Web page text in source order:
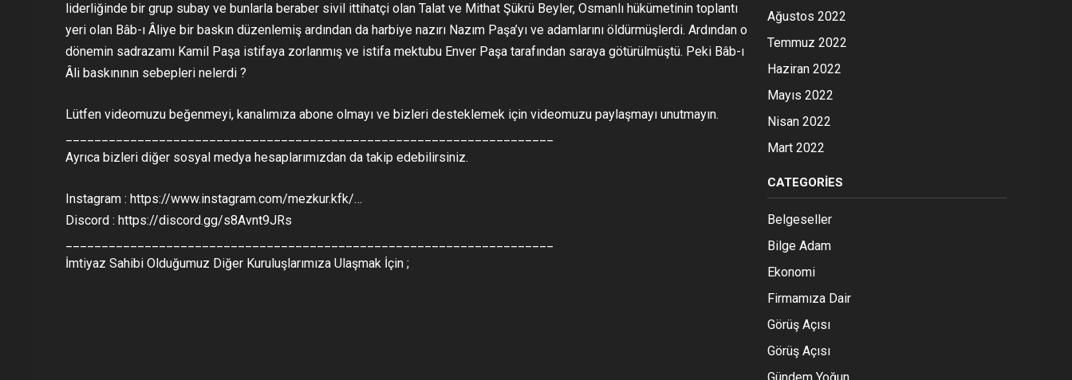
liderliğinde bir grup subay ve bunlarla beraber sivil ittihatçi olan Talat ve Mithat Şükrü Beyler, Osmanlı hükümetinin toplantı
yeri olan Bâb-ı Âliye bir baskın düzenlemiş ardından da harbiye nazırı Nazım Paşa’yı ve adamlarını öldürmüşlerdi. Ardından o
dönemin sadrazamı Kamil Paşa istifaya zorlanmış ve istifa mektubu Enver Paşa tarafından saraya götürülmüştü. Peki Bâb-ı
Âli baskınının sebepleri nelerdi ?
Lütfen videomuzu beğenmeyi, kanalımıza abone olmayı ve bizleri desteklemek için videomuzu paylaşmayı unutmayın.
Ayrıca bizleri diğer sosyal medya hesaplarımızdan da takip edebilirsiniz.
Instagram : https://www.instagram.com/mezkur.kfk/…
Discord : https://discord.gg/s8Avnt9JRs
İmtiyaz Sahibi Olduğumuz Diğer Kuruluşlarımıza Ulaşmak İçin ;
Ağustos 2022
Temmuz 2022
Haziran 2022
Mayıs 2022
Nisan 2022
Mart 2022
CATEGORIES
Belgeseller
Bilge Adam
Ekonomi
Firmamıza Dair
Görüş Açısı
Görüş Açısı